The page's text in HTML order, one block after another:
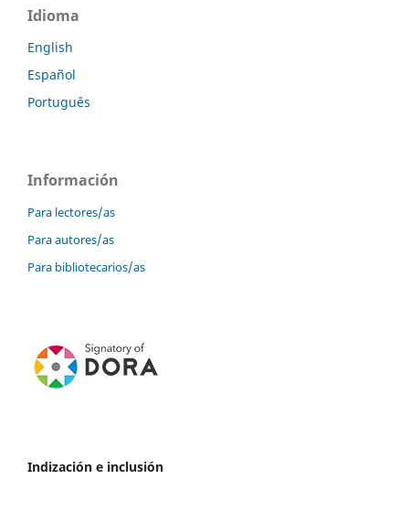
Idioma
English
Español
Português
Información
Para lectores/as
Para autores/as
Para bibliotecarios/as
Indización e inclusión